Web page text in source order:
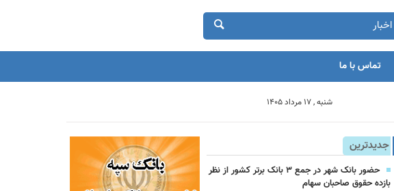
تماس با ما
شنبه , 17 مرداد 1405
جدیدترین
حضور بانک شهر در جمع ۳ بانک برتر کشور از نظر
بازده حقوق صاحبان سهام